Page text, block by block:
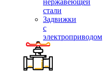
нержавеющей
стали
Задвижки
с
электроприводом